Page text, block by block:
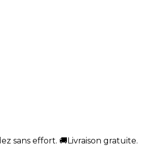
sans effort. 🚚Livraison gratuite.